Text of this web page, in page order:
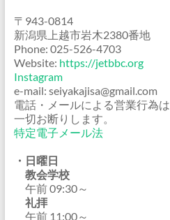
〒943-0814
新潟県上越市岩木2380番地
Phone: 025-526-4703
Website: https://jetbbc.org
Instagram
e-mail: seiyakajisa@gmail.com
電話・メールによる営業行為は
一切お断りします。
特定電子メール法
・日曜日
教会学校
午前 09:30～
礼拝
午前 11:00～